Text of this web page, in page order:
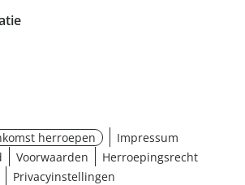
herroepen
Impressum
Voorwaarden
Herroepingsrecht
Privacyinstellingen